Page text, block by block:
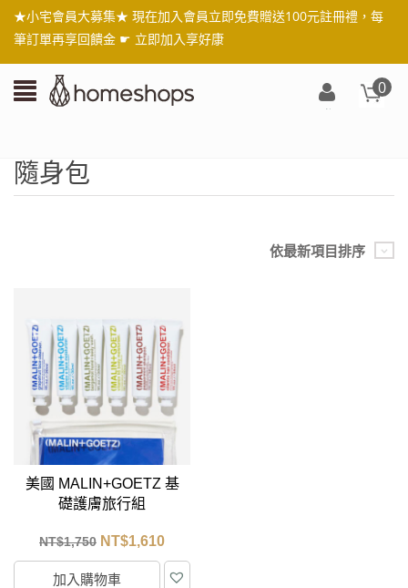
★小宅會員大募集★ 現在加入會員立即免費贈送100元註冊禮，每
筆訂單再享回饋金 ☛ 立即加入享好康
0
隨身包
依最新項目排序
美國 MALIN+GOETZ 基
礎護膚旅行組
NT$1,750 NT$1,610
加入購物車